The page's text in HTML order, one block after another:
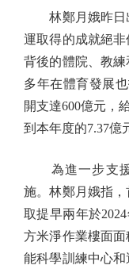
林鄭月娥昨日
運取得的成就絕
背後的體院、教
多年在體育發展
開支達600億元，
到本年度的7.37億
為進一步支援
施。林鄭月娥指
取提早兩年於
方米淨作業樓面
能科學訓練中心